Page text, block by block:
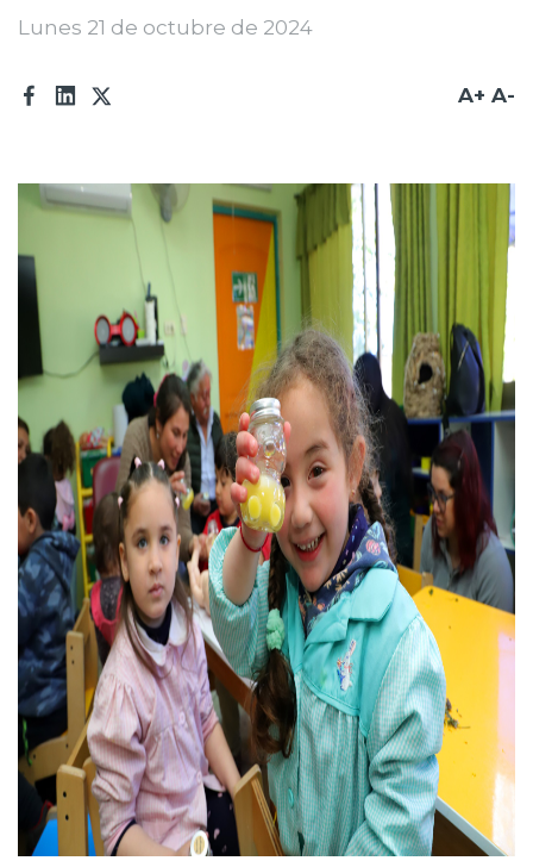
Lunes 21 de octubre de 2024
A+ A-